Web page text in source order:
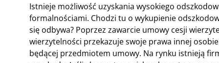
Istnieje możliwość uzyskania wysokiego
formalnościami. Chodzi tu o wykupienie
się odbywa? Poprzez zawarcie umowy cesji
wierzytelności przekazuje swoje prawa innej
będącej przedmiotem umowy. Na rynku istnieją